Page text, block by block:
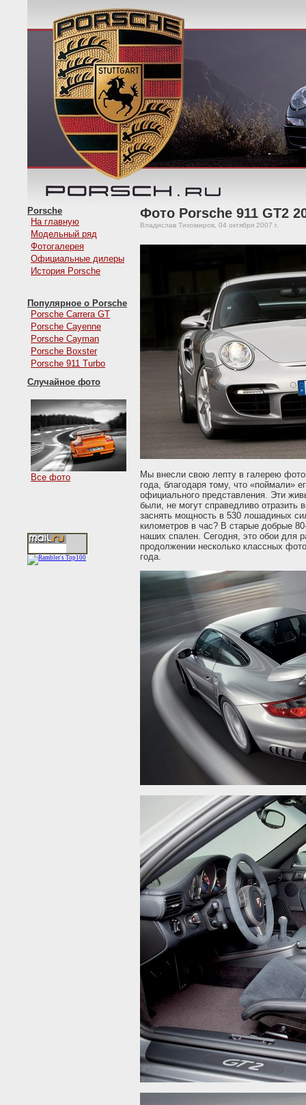
Porsche
На главную
Модельный ряд
Фотогалерея
Официальные дилеры
История Porsche
Популярное о Porsche
Porsche Carrera GT
Porsche Cayenne
Porsche Cayman
Porsche Boxster
Porsche 911 Turbo
Случайное фото
Все фото
Фото Porsche 911 GT2
Владислав Тихомиров, 04 октября 2007 г.
Мы внесли свою лепту в галерею
года, благодаря тому, что «поймали»
официального представления. Эти
были, не могут справедливо отразить
заснять мощность в 530 лошадиных
километров в час? В старые добрые
наших спален. Сегодня, это обои для
продолжении несколько классных
года.